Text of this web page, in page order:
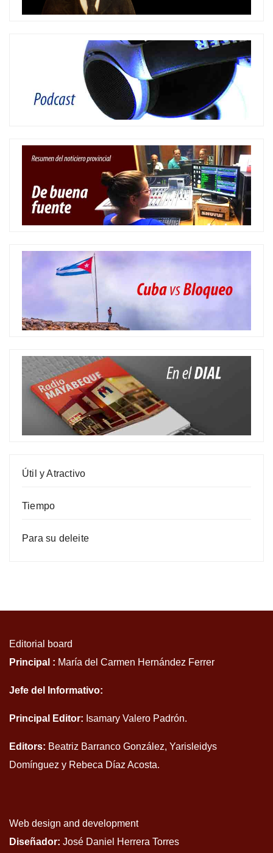
Útil y Atractivo
Tiempo
Para su deleite
Editorial board
Principal : María del Carmen Hernández Ferrer
Jefe del Informativo:
Principal Editor: Isamary Valero Padrón.
Editors: Beatriz Barranco González, Yarisleidys
Domínguez y Rebeca Díaz Acosta.
Web design and development
Diseñador: José Daniel Herrera Torres